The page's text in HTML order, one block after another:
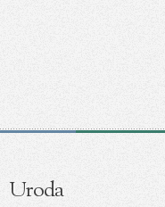
Uroda